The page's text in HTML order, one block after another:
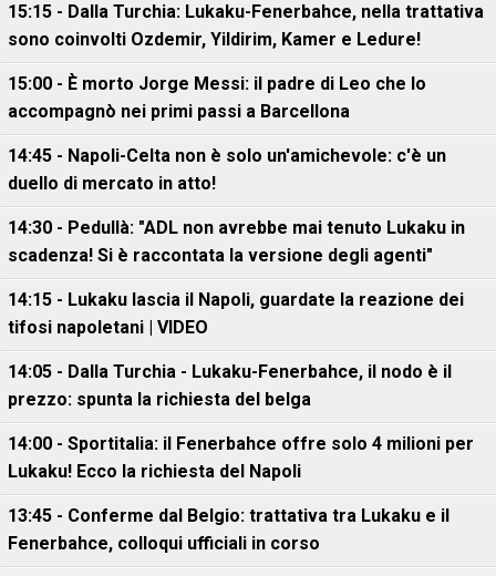
15:15 - Dalla Turchia: Lukaku-Fenerbahce, nella trattativa
sono coinvolti Ozdemir, Yildirim, Kamer e Ledure!
15:00 - È morto Jorge Messi: il padre di Leo che lo
accompagnò nei primi passi a Barcellona
14:45 - Napoli-Celta non è solo un'amichevole: c'è un
duello di mercato in atto!
14:30 - Pedullà: "ADL non avrebbe mai tenuto Lukaku in
scadenza! Si è raccontata la versione degli agenti"
14:15 - Lukaku lascia il Napoli, guardate la reazione dei
tifosi napoletani | VIDEO
14:05 - Dalla Turchia - Lukaku-Fenerbahce, il nodo è il
prezzo: spunta la richiesta del belga
14:00 - Sportitalia: il Fenerbahce offre solo 4 milioni per
Lukaku! Ecco la richiesta del Napoli
13:45 - Conferme dal Belgio: trattativa tra Lukaku e il
Fenerbahce, colloqui ufficiali in corso